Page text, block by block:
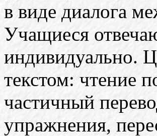
в виде диалога
Учащиеся
индивидуально.
текстом: чтение
частичный
упражнения,